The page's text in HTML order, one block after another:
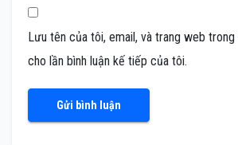
Lưu tên của tôi, email, và trang web
cho lần bình luận kế tiếp của tôi.